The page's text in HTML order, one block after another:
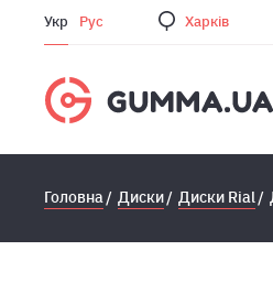
Укр Рус Харкiв
Головна Диски Диски Rial